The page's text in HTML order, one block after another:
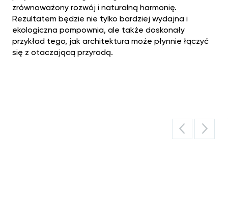
zrównoważony rozwój i naturalną harmonię.
Rezultatem będzie nie tylko bardziej wydajna i
ekologiczna pompownia, ale także doskonały
przykład tego, jak architektura może płynnie łączyć
się z otaczającą przyrodą.‍